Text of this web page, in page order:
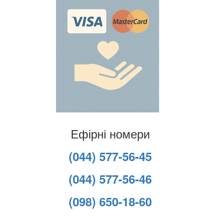
Ефірні номери
(044) 577-56-45
(044) 577-56-46
(098) 650-18-60